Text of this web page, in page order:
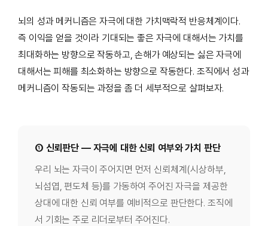
뇌의 성과 메커니즘은 자극에 대한 가치맥락적 반응체계이다.
즉 이익을 얻을 것이라 기대되는 좋은 자극에 대해서는 가치를
최대화하는 방향으로 작동하고, 손해가 예상되는 싫은 자극에
대해서는 피해를 최소화하는 방향으로 작동한다. 조직에서 성과
메커니즘이 작동되는 과정을 좀 더 세부적으로 살펴보자.
① 신뢰판단 — 자극에 대한 신뢰 여부와 가치 판단
우리 뇌는 자극이 주어지면 먼저 신뢰체계(시상하부,
뇌섬엽, 편도체 등)를 가동하여 주어진 자극을 제공한
상대에 대한 신뢰 여부를 예비적으로 판단한다. 조직에
서 기회는 주로 리더로부터 주어진다.